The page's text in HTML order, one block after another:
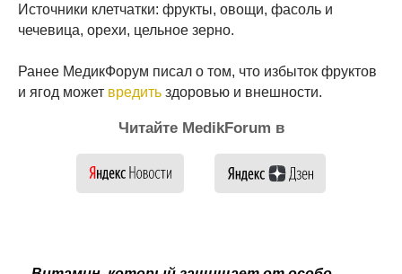
Источники клетчатки: фрукты, овощи, фасоль и
чечевица, орехи, цельное зерно.
Ранее МедикФорум писал о том, что избыток фруктов
и ягод может вредить здоровью и внешности.
Читайте MedikForum в